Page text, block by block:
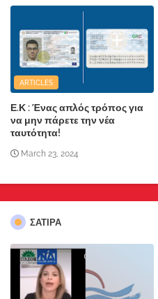
ARTICLES
Ε.Κ : Ένας απλός τρόπος για
να μην πάρετε την νέα
ταυτότητα!
March 23, 2024
ΣΑΤΙΡΑ